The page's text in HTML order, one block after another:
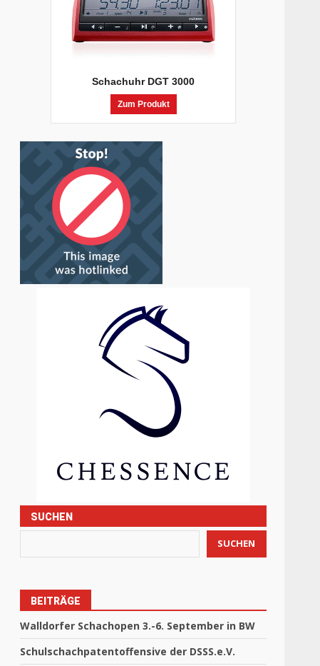
Schachuhr DGT 3000
Zum Produkt
SUCHEN
SUCHEN
BEITRÄGE
Walldorfer Schachopen 3.-6. September in BW
Schulschachpatentoffensive der DSSS.e.V.